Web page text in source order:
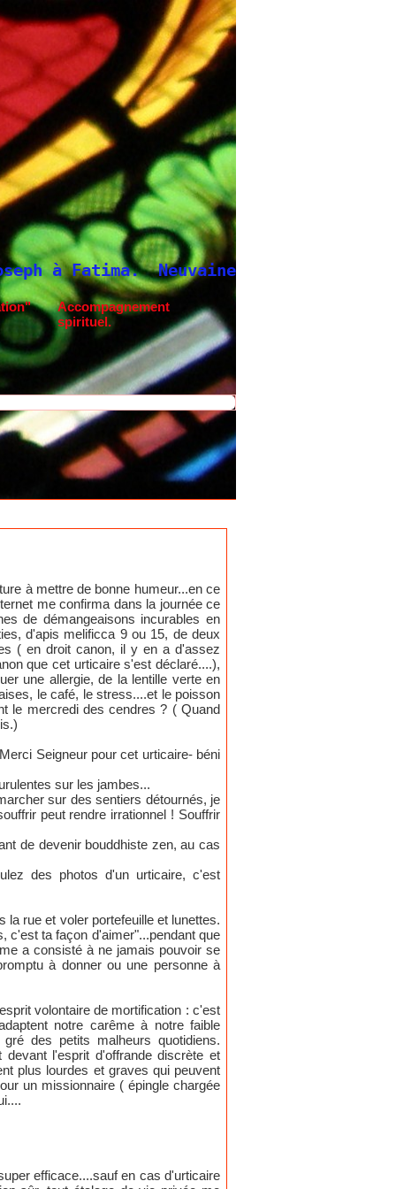
Neuvaine à Saint Joseph
Accompagnement
spirituel.
à mettre de bonne humeur...en ce
me confirma dans la journée ce
de démangeaisons incurables en
d'apis melificca 9 ou 15, de deux
( en droit canon, il y en a d'assez
que cet urticaire s'est déclaré....),
une allergie, de la lentille verte en
le café, le stress....et le poisson
le mercredi des cendres ? ( Quand
Seigneur pour cet urticaire- béni
sur les jambes...
sur des sentiers détournés, je
peut rendre irrationnel ! Souffrir
de devenir bouddhiste zen, au cas
des photos d'un urticaire, c'est
rue et voler portefeuille et lunettes.
c'est ta façon d'aimer"...pendant que
a consisté à ne jamais pouvoir se
à donner ou une personne à
volontaire de mortification : c'est
notre carême à notre faible
des petits malheurs quotidiens.
l'esprit d'offrande discrète et
plus lourdes et graves qui peuvent
un missionnaire ( épingle chargée
efficace....sauf en cas d'urticaire